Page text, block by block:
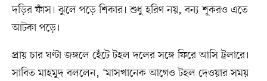
দড়ির ফাঁস। ঝুলে পড়ে শিকার। শুধু হরিণ নয়, বন্য শূকরও এতে
আটকা পড়ে।
প্রায় চার ঘণ্টা জঙ্গলে হেঁটে টহল দলের সঙ্গে ফিরে আসি ট্রলারে।
সাবিত মাহমুদ বললেন, ‘মাসখানেক আগেও টহল দেওয়ার সময়